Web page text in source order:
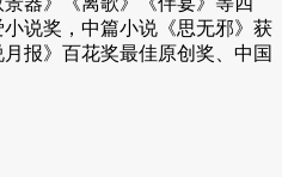
说奖，中篇小说《思无邪》获
报》百花奖最佳原创奖、中国